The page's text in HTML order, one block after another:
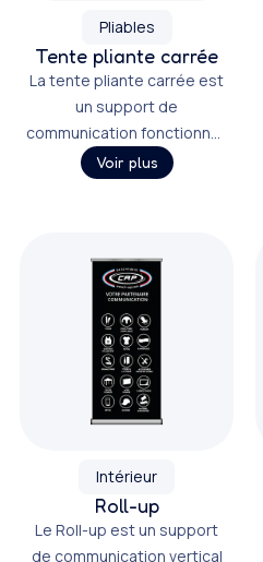
Pliables
Tente pliante carrée
La tente pliante carrée est
un support de
communication fonctionnel,
disponible en plusieurs
tailles.
Voir plus
Intérieur
Roll-up
Le Roll-up est un support
de communication vertical